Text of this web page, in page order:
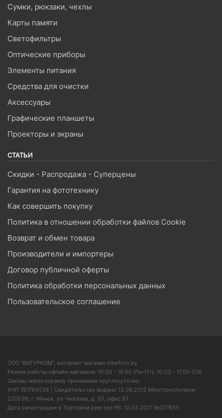
Сумки, рюкзаки, чехлы
Карты памяти
Светофильтры
Оптические приборы
Элементы питания
Средства для очистки
Аксессуары
Графические планшеты
Проекторы и экраны
СТАТЬИ
Скидки - Распродажа - Суперцены
Гарантия на фототехнику
Как совершить покупку
Политика в отношении обработки файлов Cookie
Возврат и обмен товара
Производители и импортеры
Договор публичной оферты
Политика обработки персональных данных
Пользовательское соглашение
ООО "ВИГУРКОМ", интернет-магазин Interfoto.by
Режим работы офлайн-магазина: 10.00 - 19.00 (Пн-Пт); 10.00 - 17.00 (Сб)
Заказы через корзину принимаем круглосуточно.
УНП 191764538 | Свидетельство выдано 13.09.2012 Мингорисполком
220039, г. Минск, ул. Чкалова, д. 20, офис 97
Дата регистрации в Торговом реестре РБ: 12.04.2017 №377855